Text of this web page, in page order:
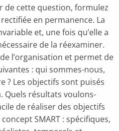
de cette question, formulez
en permanence. La
et, une fois qu’elle a
de la réexaminer.
l’organisation et permet de
: qui sommes-nous,
? Les objectifs sont puisés
Quels résultats voulons-
de réaliser des objectifs
SMART : spécifiques,